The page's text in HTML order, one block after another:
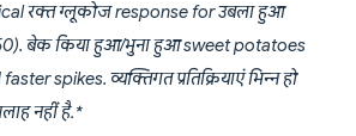
रक्त ग्लूकोज response for उबला हुआ
बेक किया हुआ/भुना हुआ sweet potatoes
spikes. व्यक्तिगत प्रतिक्रियाएं भिन्न हो
नहीं है.*